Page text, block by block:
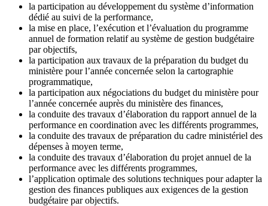
la participation au développement du système d’information
dédié au suivi de la performance,
la mise en place, l’exécution et l’évaluation du programme
annuel de formation relatif au système de gestion budgétaire
par objectifs,
la participation aux travaux de la préparation du budget du
ministère pour l’année concernée selon la cartographie
programmatique,
la participation aux négociations du budget du ministère pour
l’année concernée auprès du ministère des finances,
la conduite des travaux d’élaboration du rapport annuel de la
performance en coordination avec les différents programmes,
la conduite des travaux de préparation du cadre ministériel des
dépenses à moyen terme,
la conduite des travaux d’élaboration du projet annuel de la
performance avec les différents programmes,
l’application optimale des solutions techniques pour adapter la
gestion des finances publiques aux exigences de la gestion
budgétaire par objectifs.